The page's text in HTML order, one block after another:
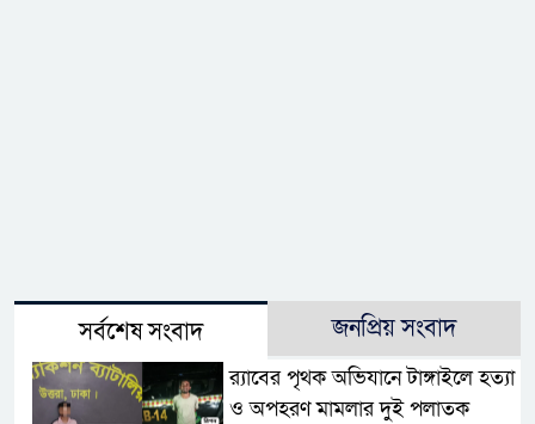
সর্বশেষ সংবাদ জনপ্রিয় সংবাদ
র‌্যাবের পৃথক অভিযানে টাঙ্গাইলে হত্যা
ও অপহরণ মামলার দুই পলাতক